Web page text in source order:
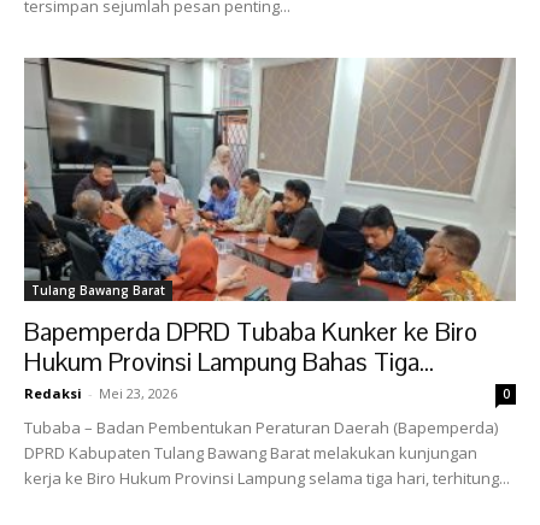
tersimpan sejumlah pesan penting...
Tulang Bawang Barat
Bapemperda DPRD Tubaba Kunker ke Biro
Hukum Provinsi Lampung Bahas Tiga...
Redaksi - Mei 23, 2026 0
Tubaba – Badan Pembentukan Peraturan Daerah (Bapemperda)
DPRD Kabupaten Tulang Bawang Barat melakukan kunjungan
kerja ke Biro Hukum Provinsi Lampung selama tiga hari, terhitung...